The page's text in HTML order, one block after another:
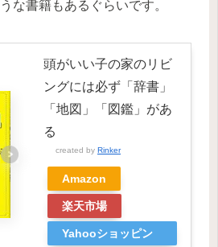
な書籍もあるぐらいです。
頭がいい子の家のリビ
ングには必ず「辞書」
「地図」「図鑑」があ
る
created by Rinker
Amazon
楽天市場
Yahooショッピン